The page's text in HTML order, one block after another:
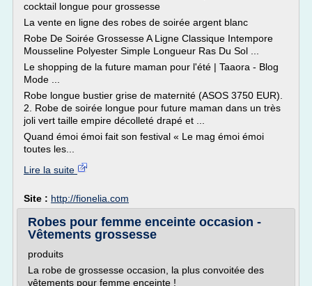
cocktail longue pour grossesse
La vente en ligne des robes de soirée argent blanc
Robe De Soirée Grossesse A Ligne Classique Intempore
Mousseline Polyester Simple Longueur Ras Du Sol ...
Le shopping de la future maman pour l'été | Taaora - Blog
Mode ...
Robe longue bustier grise de maternité (ASOS 3750 EUR).
2. Robe de soirée longue pour future maman dans un très
joli vert taille empire décolleté drapé et ...
Quand émoi émoi fait son festival « Le mag émoi émoi
toutes les...
Lire la suite
Site : http://fionelia.com
Robes pour femme enceinte occasion -
Vêtements grossesse
produits
La robe de grossesse occasion, la plus convoitée des
vêtements pour femme enceinte !